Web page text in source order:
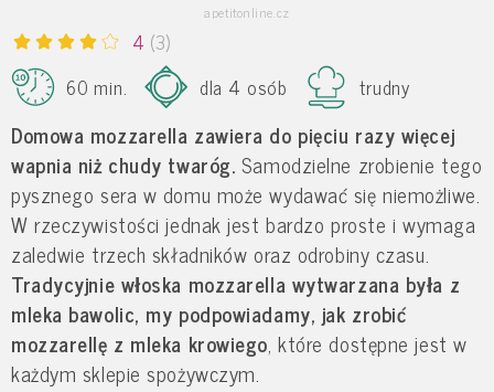
apetitonline.cz
4 (3)
60 min.
dla 4 osób trudny
Domowa mozzarella zawiera do pięciu razy więcej
wapnia niż chudy twaróg. Samodzielne zrobienie tego
pysznego sera w domu może wydawać się niemożliwe.
W rzeczywistości jednak jest bardzo proste i wymaga
zaledwie trzech składników oraz odrobiny czasu.
Tradycyjnie włoska mozzarella wytwarzana była z
mleka bawolic, my podpowiadamy, jak zrobić
mozzarellę z mleka krowiego, które dostępne jest w
każdym sklepie spożywczym.